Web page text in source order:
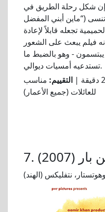
إن شكل رحلة الطريق في
تنسى (“ماين أبني المفضل
تجعله قابلاً لإعادة
فيلم يبعث على الشعور
يبتسمون - وهو بالضبط ما
تستدعيه أمسيات ديوالي.
التقييم: مناسب
للعائلات (جميع الأعمار)
(2007)
نتفليكس (الهند)